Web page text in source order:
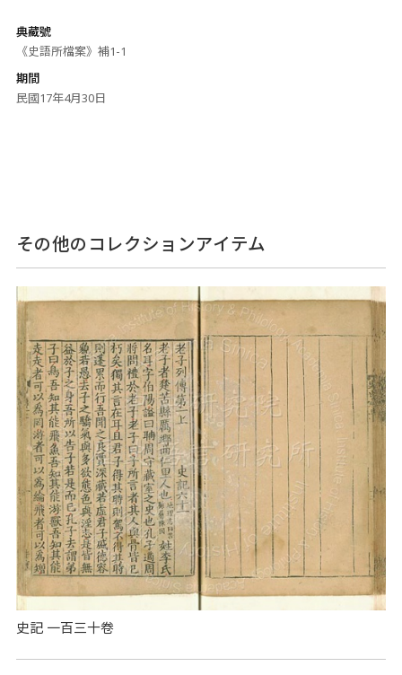
典藏號
《史語所檔案》補1-1
期間
民國17年4月30日
その他のコレクションアイテム
史記 一百三十卷